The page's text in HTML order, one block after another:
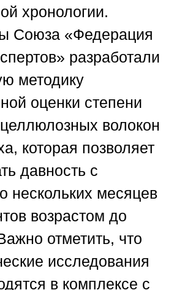
хронологии.
Союза «Федерация
разработали
методику
оценки степени
волокон
которая позволяет
давность с
нескольких месяцев
возрастом до
отметить, что
исследования
в комплексе с